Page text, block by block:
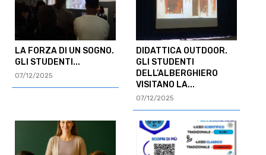
LA FORZA DI UN SOGNO.
GLI STUDENTI...
07/12/2025
DIDATTICA OUTDOOR.
GLI STUDENTI
DELL’ALBERGHIERO
VISITANO LA...
07/12/2025